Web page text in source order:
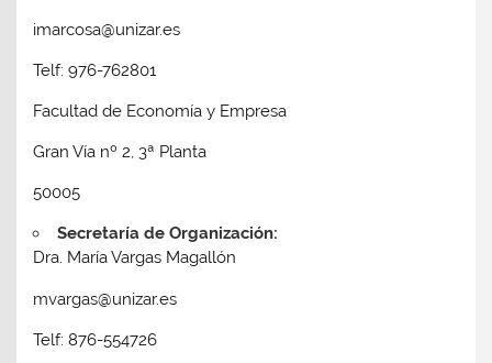
imarcosa@unizar.es
Telf: 976-762801
Facultad de Economía y Empresa
Gran Vía nº 2, 3ª Planta
50005
Secretaría de Organización:
Dra. María Vargas Magallón
mvargas@unizar.es
Telf: 876-554726